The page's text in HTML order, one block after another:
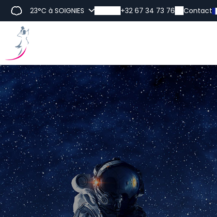
23°C à SOIGNIES +32 67 34 73 76 Contact